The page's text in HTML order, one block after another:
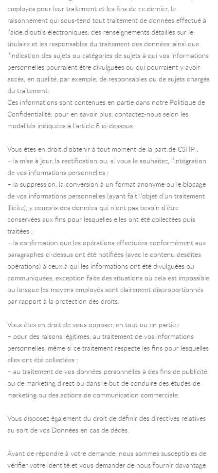
employés pour leur traitement et les fins de ce dernier, le
raisonnement qui sous-tend tout traitement de données effectué à
l’aide d’outils électroniques, des renseignements détaillés sur le
titulaire et les responsables du traitement des données, ainsi que
l’indication des sujets ou catégories de sujets à qui vos informations
personnelles pourraient être divulguées ou qui pourraient y avoir
accès, en qualité, par exemple, de responsables ou de sujets chargés
du traitement.
Ces informations sont contenues en partie dans notre Politique de
Confidentialité; pour en savoir plus, contactez-nous selon les
modalités indiquées à l’article 8 ci-dessous.
Vous êtes en droit d’obtenir à tout moment de la part de CSHP :
– la mise à jour, la rectification ou, si vous le souhaitez, l’intégration
de vos informations personnelles ;
– la suppression, la conversion à un format anonyme ou le blocage
de vos informations personnelles (ayant fait l’objet d’un traitement
illicite), y compris des données qui n’ont pas besoin d’être
conservées aux fins pour lesquelles elles ont été collectées puis
traitées ;
– la confirmation que les opérations effectuées conformément aux
paragraphes ci-dessus ont été notifiées (avec le contenu desdites
opérations) à ceux à qui les informations ont été divulguées ou
communiquées, exception faite des situations où cela est impossible
ou lorsque les moyens employés sont clairement disproportionnés
par rapport à la protection des droits.
Vous êtes en droit de vous opposer, en tout ou en partie :
– pour des raisons légitimes, au traitement de vos informations
personnelles, même si ce traitement respecte les fins pour lesquelles
elles ont été collectées ;
– au traitement de vos données personnelles à des fins de publicité
ou de marketing direct ou dans le but de conduire des études de
marketing ou des actions de communication commerciale.
Vous disposez également du droit de définir des directives relatives
au sort de vos Données en cas de décès.
Avant de répondre à votre demande, nous sommes susceptibles de
vérifier votre identité et vous demander de nous fournir davantage